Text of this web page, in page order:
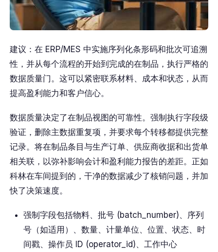
建议：在 ERP/MES 中实施序列化条形码和批次可追溯
性，并从每个流程的开始到完成的在制品，执行严格的
数据质量门。这可以紧密联系材料、成本和状态，从而
提高盈利能力和客户信心。
数据质量决定了在制品视图的可靠性。强制执行字段级
验证，删除主数据重复项，并要求每个转移都提供完整
记录。将在制品条目与生产订单、供应商收据和出货单
相关联，以弥补影响会计和盈利能力报告的差距。正如
科林在车间提到的，干净的数据减少了核销问题，并加
快了决策速度。
强制字段包括物料、批号 (batch_number)、序列
号（如适用）、数量、计量单位、位置、状态、时
间戳、操作员 ID (operator_id)、工作中心